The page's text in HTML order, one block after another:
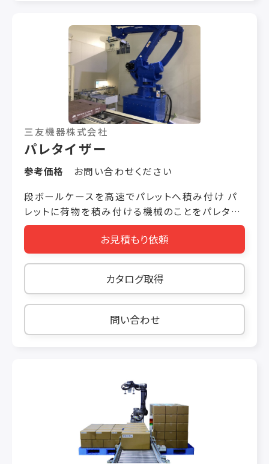
三友機器株式会社
パレタイザー
参考価格
お問い合わせください
段ボールケースを高速でパレットへ積み付け パ
レットに荷物を積み付ける機械のことをパレタイ
ザーと呼びます。 ロボット式やメカ式などバリエ
ーションがありますが、ご希望の設置場所や能力
により様々なご提案が可能です。 能力：最大100
ケース／分
お見積もり依頼
カタログ取得
問い合わせ